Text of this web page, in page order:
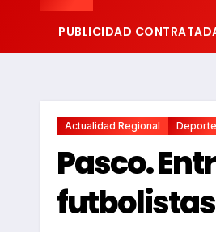
PUBLICIDAD
Actualidad Regional
Pasco.